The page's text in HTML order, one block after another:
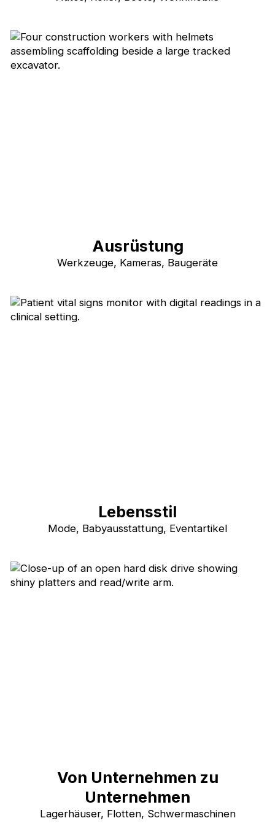
Ausrüstung
Werkzeuge, Kameras, Baugeräte
Lebensstil
Mode, Babyausstattung, Eventartikel
Von Unternehmen zu
Unternehmen
Lagerhäuser, Flotten, Schwermaschinen